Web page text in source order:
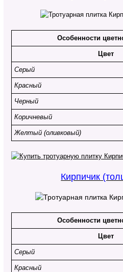
Особенности
Цвет
Серый
Красный
Черный
Коричневый
Желтый (оливковый)
Кирпичик
Особенности
Цвет
Серый
Красный